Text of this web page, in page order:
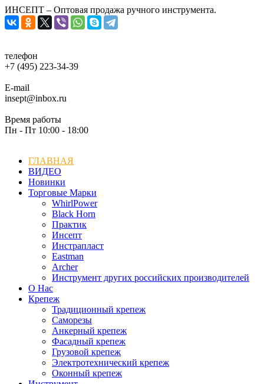
ИНСЕПТ – Оптовая продажа ручного инструмента.
телефон
+7 (495) 223-34-39
E-mail
insept@inbox.ru
Время работы
Пн - Пт 10:00 - 18:00
ГЛАВНАЯ
ВИДЕО
Новинки
Торговые Марки
WhirlPower
Black Horn
Практик
Инсепт
Инстрапласт
Eastman
Archer
Инструмент других российских производителей
О Нас
Крепеж
Традиционный крепеж
Саморезы
Анкерный крепеж
Фасадный крепеж
Грузовой крепеж
Электротехнический крепеж
Оконный крепеж